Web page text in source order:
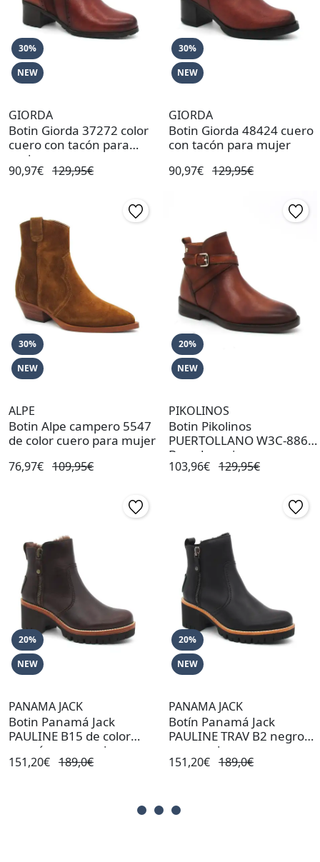
30%
NEW
GIORDA
Botin Giorda 37272 color
cuero con tacón para
mujer
90,97€ 129,95€
30%
NEW
GIORDA
Botin Giorda 48424 cuero
con tacón para mujer
90,97€ 129,95€
30%
NEW
ALPE
Botin Alpe campero 5547
de color cuero para mujer
76,97€ 109,95€
20%
NEW
PIKOLINOS
Botin Pikolinos
PUERTOLLANO W3C-8869
Brandy mujer
103,96€ 129,95€
20%
NEW
PANAMA JACK
Botin Panamá Jack
PAULINE B15 de color
marrón para mujer
151,20€ 189,0€
20%
NEW
PANAMA JACK
Botín Panamá Jack
PAULINE TRAV B2 negro
para mujer
151,20€ 189,0€